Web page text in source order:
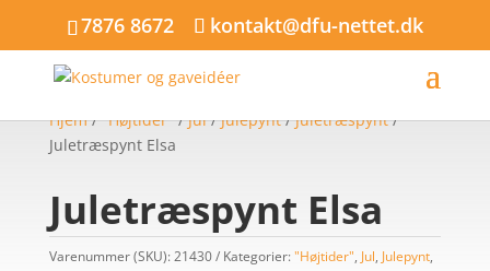
7876 8672 kontakt@dfu-nettet.dk
Hjem/"Højtider"/Jul/Julepynt/Juletræspynt/
Juletræspynt Elsa
Juletræspynt Elsa
Varenummer (SKU):21430 Kategorier:"Højtider", Jul, Julepynt,